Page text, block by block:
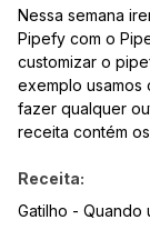
Nessa semana
Pipefy com o
customizar o
exemplo usamos
fazer qualquer
receita contém
Receita:
Gatilho - Quando